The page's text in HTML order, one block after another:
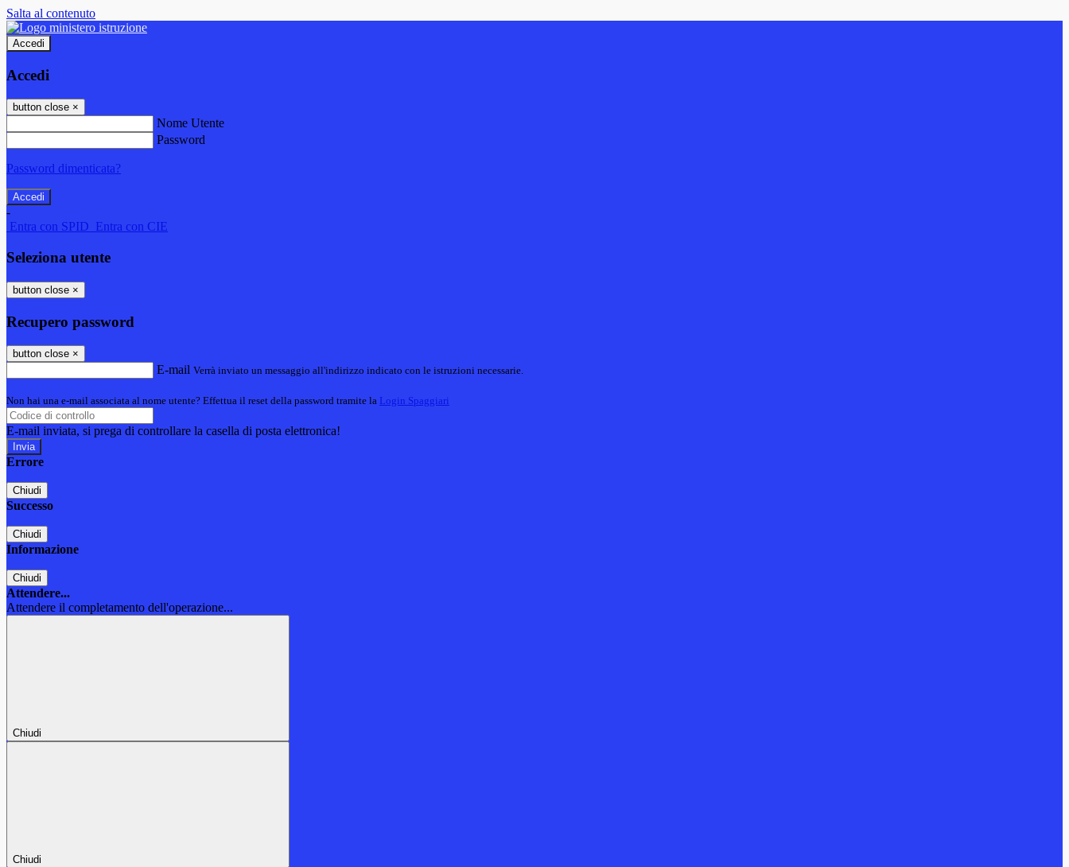
Salta al contenuto
Accedi
Accedi
button close ×
Nome Utente
Password
Password dimenticata?
-
Entra con SPID Entra con CIE
Seleziona utente
button close ×
Recupero password
button close ×
E-mail Verrà inviato un messaggio all'indirizzo indicato con le istruzioni necessarie.
Non hai una e-mail associata al nome utente? Effettua il reset della password tramite la Login Spaggiari
E-mail inviata, si prega di controllare la casella di posta elettronica!
Errore
Chiudi
Successo
Chiudi
Informazione
Chiudi
Attendere...
Attendere il completamento dell'operazione...
Chiudi
Chiudi